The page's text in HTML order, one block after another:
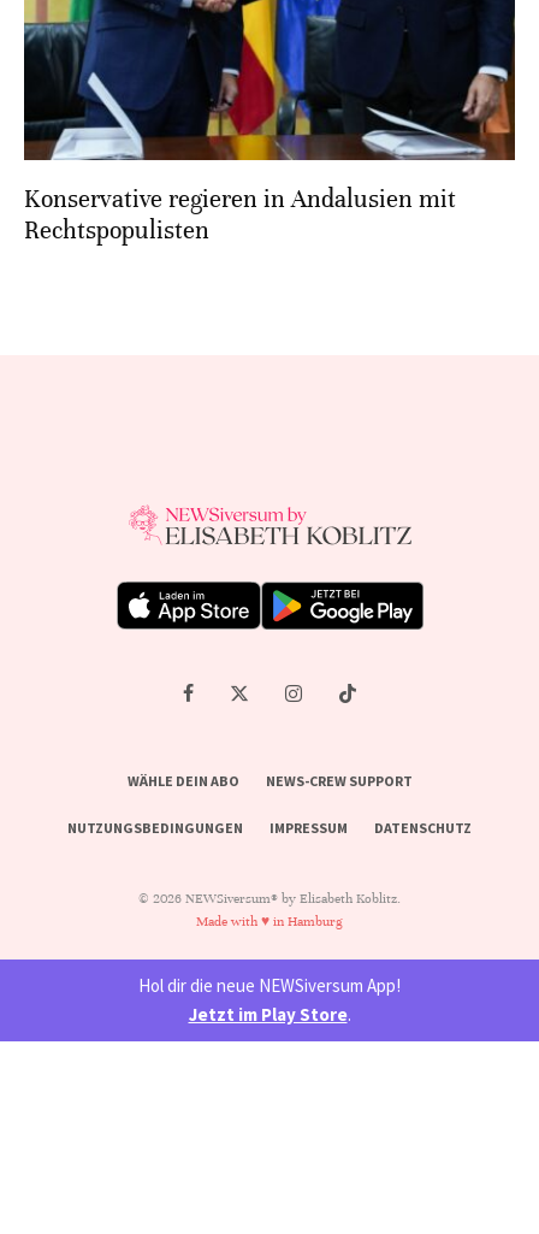
Konservative regieren in Andalusien mit
Rechtspopulisten
WÄHLE DEIN ABO NEWS-CREW SUPPORT
NUTZUNGSBEDINGUNGEN IMPRESSUM DATENSCHUTZ
© 2026 NEWSiversum® by Elisabeth Koblitz.
Made with ♥ in Hamburg
Hol dir die neue NEWSiversum App!
Jetzt im Play Store.